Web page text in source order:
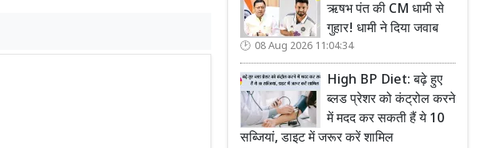
ऋषभ पंत की CM धामी से
गुहार! धामी ने दिया जवाब
08 Aug 2026 11:04:34
High BP Diet: बढ़े हुए
ब्लड प्रेशर को कंट्रोल करने
में मदद कर सकती हैं ये 10
सब्जियां, डाइट में जरूर करें शामिल